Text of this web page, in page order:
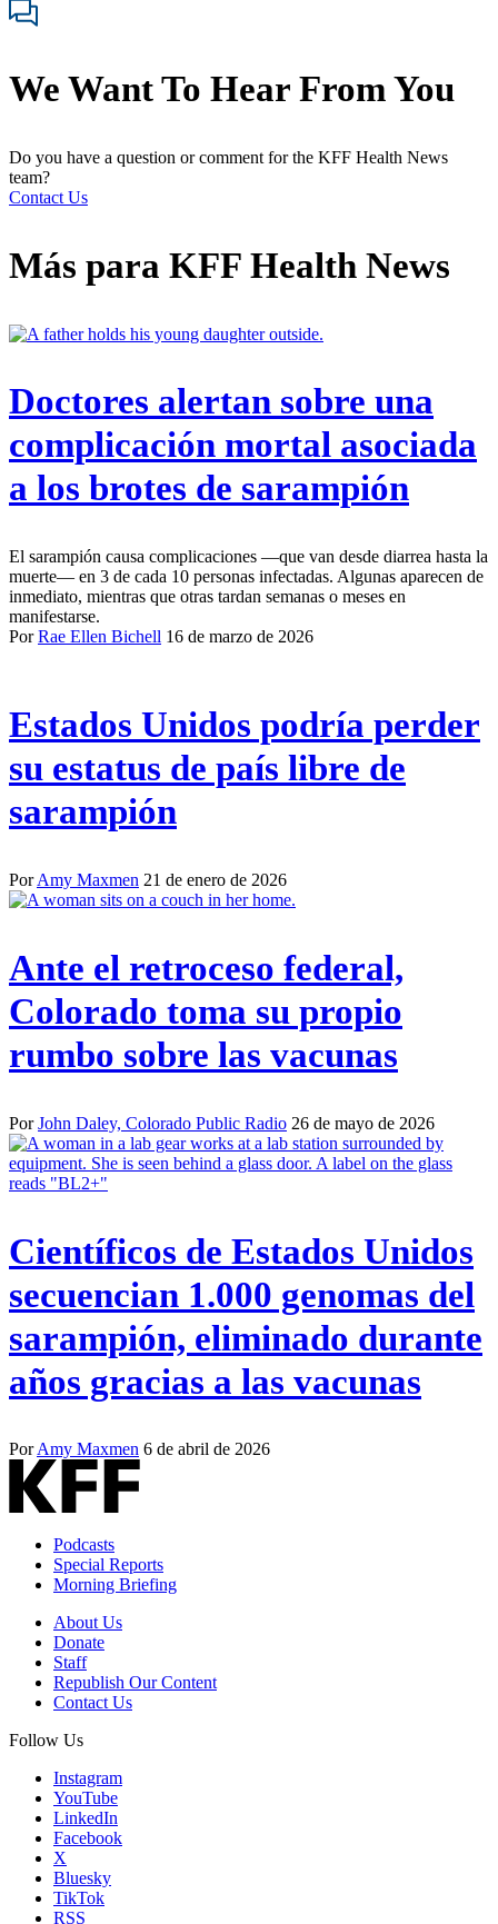
We Want To Hear From You
Do you have a question or comment for the KFF Health News
team?
Contact Us
Más para KFF Health News
Doctores alertan sobre una
complicación mortal asociada
a los brotes de sarampión
El sarampión causa complicaciones —que van desde diarrea hasta la
muerte— en 3 de cada 10 personas infectadas. Algunas aparecen de
inmediato, mientras que otras tardan semanas o meses en
manifestarse.
PorRae Ellen Bichell 16 de marzo de 2026
Estados Unidos podría perder
su estatus de país libre de
sarampión
PorAmy Maxmen 21 de enero de 2026
Ante el retroceso federal,
Colorado toma su propio
rumbo sobre las vacunas
PorJohn Daley, Colorado Public Radio 26 de mayo de 2026
Científicos de Estados Unidos
secuencian 1.000 genomas del
sarampión, eliminado durante
años gracias a las vacunas
PorAmy Maxmen 6 de abril de 2026
Podcasts
Special Reports
Morning Briefing
About Us
Donate
Staff
Republish Our Content
Contact Us
Follow Us
Instagram
YouTube
LinkedIn
Facebook
X
Bluesky
TikTok
RSS